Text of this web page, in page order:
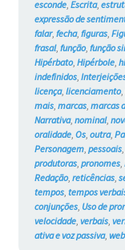
esconde, Escrita,
expressão de
falar, fecha, figuras,
frasal, função, função
Hipérbato, Hipérbole,
indefinidos,
licença, licenciamento,
mais, marcas, marcas
Narrativa, nominal,
oralidade, Os, outra,
Personagem, pessoais,
produtoras, pronomes,
Redação, reticências,
tempos, tempos
conjunções, Uso de
velocidade, verbais,
ativa e voz passiva,